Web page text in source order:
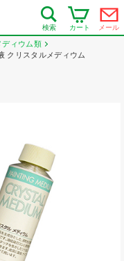
検索 カート メール
ディウム類
クリスタルメディウム